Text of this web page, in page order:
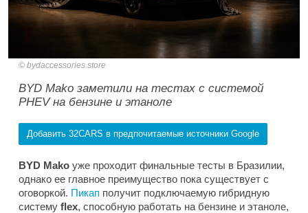
bydaccessories.store
BYD Mako заметили на тестах с системой
PHEV на бензине и этаноле
Добавить 32CARS в предпочитаемые источники Google
BYD Mako уже проходит финальные тесты в Бразилии,
однако ее главное преимущество пока существует с
оговоркой. Пикап получит подключаемую гибридную
систему flex, способную работать на бензине и этаноле,